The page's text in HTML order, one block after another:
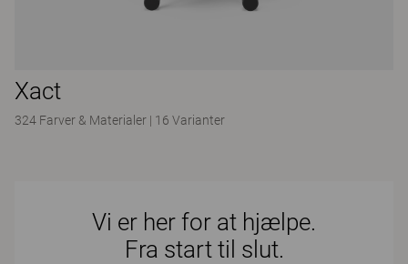
Xact
324 Farver & Materialer | 16 Varianter
Vi er her for at hjælpe.
Fra start til slut.